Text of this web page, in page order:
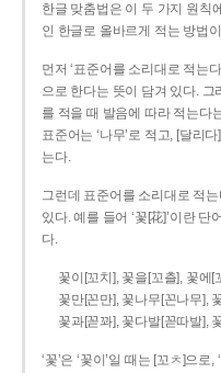
한글 맞춤법은 이 두 가지 원칙
인 한글로 올바르게 적는 방법
먼저 ‘표준어를 소리대로 적는
으로 한다는 뜻이 담겨 있다. 그
를 적을 때 발음에 따라 적는다
표준어는 ‘나무’로 적고, [달리
는다.
그런데 표준어를 소리대로 적
있다. 예를 들어 ‘꽃[花]’이란
다.
꽃이[꼬치], 꽃을[꼬츨], 꽃에[
꽃만[꼰만], 꽃나무[꼰나무],
꽃과[꼳꽈], 꽃다발[꼳따발],
‘꽃’은 ‘꽃이’일 때는 [꼬ㅊ]으로